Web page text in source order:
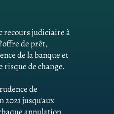
recours judiciaire à
de prêt,
de la banque et
risque de change.
de
jusqu'aux